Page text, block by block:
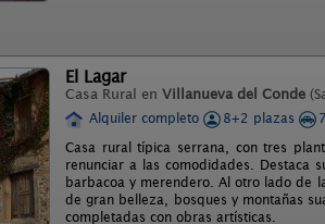
El Lagar
Casa Rural en Villanueva del Conde
Alquiler completo
8+2 plazas
Casa rural típica serrana, con tres
renunciar a las comodidades. Destaca
barbacoa y merendero. Al otro lado de
de gran belleza, bosques y montañas
completadas con obras artísticas.